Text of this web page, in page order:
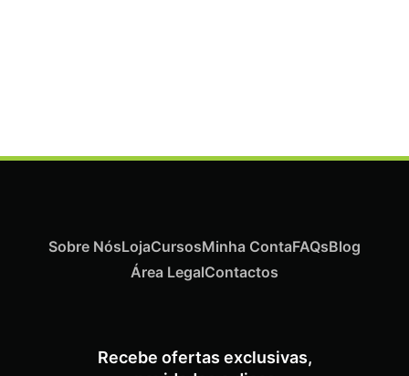
Recebe ofertas exclusivas,
Sobre NósLojaCursosMinha ContaFAQsBlog
Área LegalContactos